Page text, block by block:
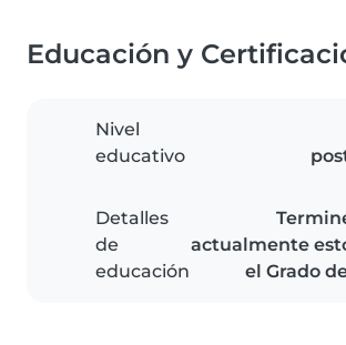
Educación y
Nivel
educativo
Detalles
de
educación
actualmente
el Grado